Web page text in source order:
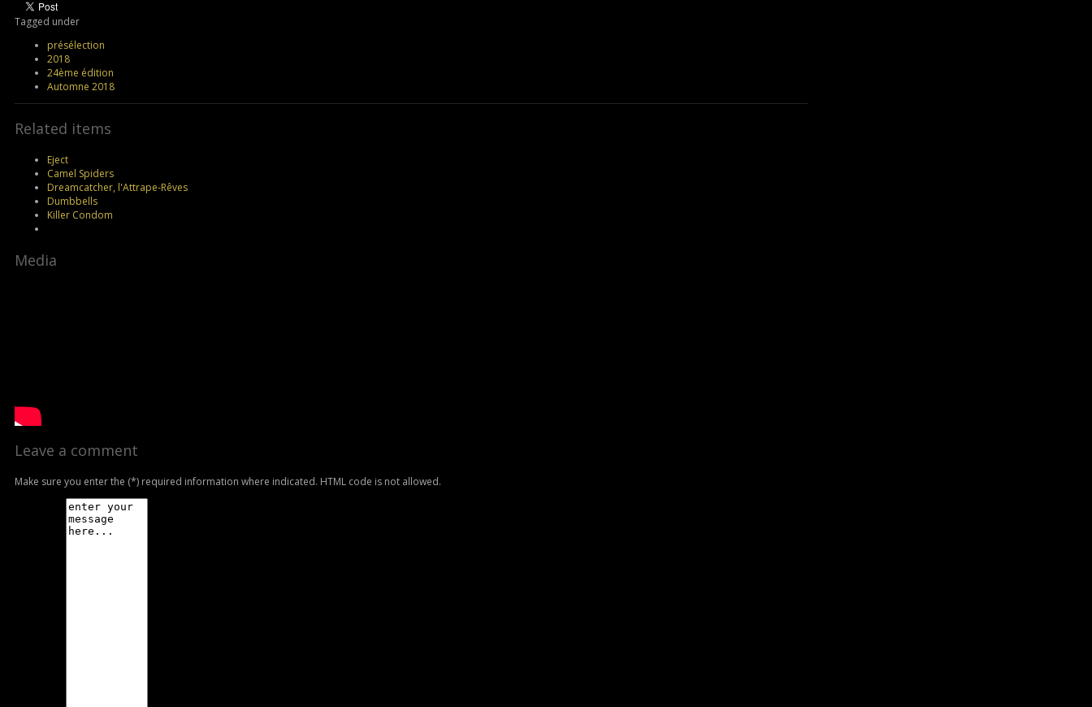
Tagged under
présélection
2018
24ème édition
Automne 2018
Related items
Eject
Camel Spiders
Dreamcatcher, l'Attrape-Rêves
Dumbbells
Killer Condom
Media
Leave a comment
Make sure you enter the (*) required information where indicated. HTML code is not allowed.